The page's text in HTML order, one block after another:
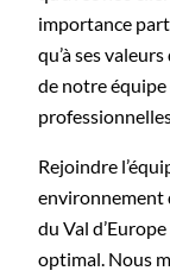
importance
qu’à ses
de notre
Rejoindre
environnement
du Val
optimal. Nous